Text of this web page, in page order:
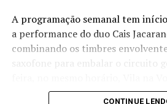
Informações:@booaproducoes.
A programação semanal tem
a performance do duo Cais
combinando os timbres
saxofone para embalar o circuito
trazendo experiências em muitos
CONTINUE